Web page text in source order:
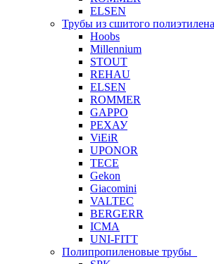
ELSEN
Трубы из сшитого полиэтилена
Hoobs
Millennium
STOUT
REHAU
ELSEN
ROMMER
GAPPO
РЕХАУ
ViEiR
UPONOR
TECE
Gekon
Giacomini
VALTEC
BERGERR
ICMA
UNI-FITT
Полипропиленовые трубы